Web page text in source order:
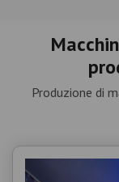
Produzione di